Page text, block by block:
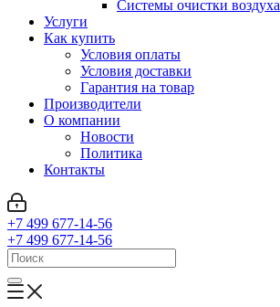
Системы очистки воздуха
Услуги
Как купить
Условия оплаты
Условия доставки
Гарантия на товар
Производители
О компании
Новости
Политика
Контакты
+7 499 677-14-56
+7 499 677-14-56